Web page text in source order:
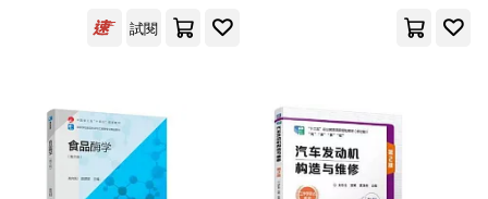
吳春虎（主編）(122)
美國美泰公司(120)
中國輕工業出版社(1745)
中國社會科學出版社(1717)
北京大學醫學出版社(1675)
試閱